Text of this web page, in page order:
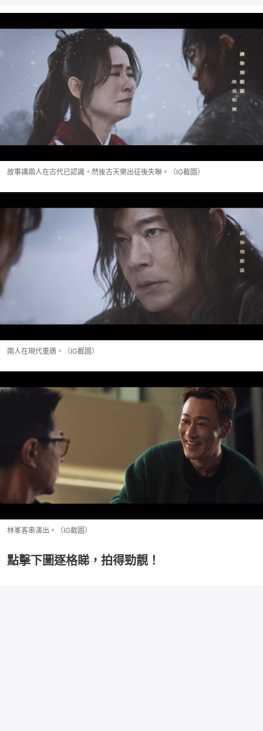
故事講兩人在古代已認識，然後古天樂出征後失聯。（IG截圖）
兩人在現代重遇。（IG截圖）
林峯客串演出。（IG截圖）
點擊下圖逐格睇，拍得勁靚！